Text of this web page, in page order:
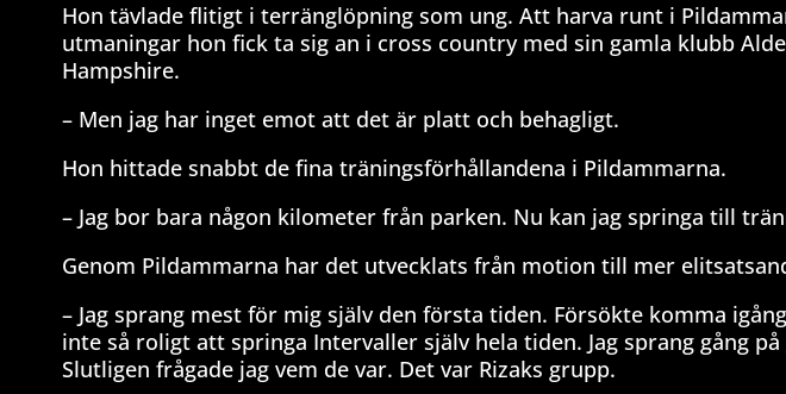
Hon tävlade flitigt i terränglöpning som ung. Att harva runt i
utmaningar hon fick ta sig an i cross country med sin gamla klubb
Hampshire.
– Men jag har inget emot att det är platt och behagligt.
Hon hittade snabbt de fina träningsförhållandena i Pildammarna.
– Jag bor bara någon kilometer från parken. Nu kan jag springa till
Genom Pildammarna har det utvecklats från motion till mer
– Jag sprang mest för mig själv den första tiden. Försökte komma
inte så roligt att springa Intervaller själv hela tiden. Jag sprang gång
Slutligen frågade jag vem de var. Det var Rizaks grupp.